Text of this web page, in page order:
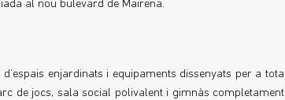
al nou bulevard de Mairena.
enjardinats i equipaments dissenyats per a tota
de jocs, sala social polivalent i gimnàs completament